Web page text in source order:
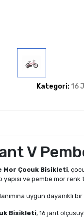
Kategori: 16
V
Mor Çocuk Bisikleti,
ve pembe mor renk
uygun dayanıklı
Bisikleti, 16 jant